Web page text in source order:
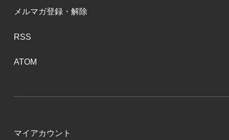
メルマガ登録・解除
RSS
ATOM
マイアカウント